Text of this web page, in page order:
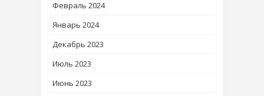
Февраль 2024
Январь 2024
Декабрь 2023
Июль 2023
Июнь 2023